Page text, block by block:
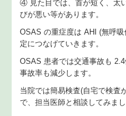
④ 見た目では、首が短く、太
びが悪い等があります。
OSAS の重症度は AHI (無呼
定につなげていきます。
OSAS 患者では交通事故も
事故率も減少します。
当院では簡易検査(自宅で検査
で、担当医師と相談してみま